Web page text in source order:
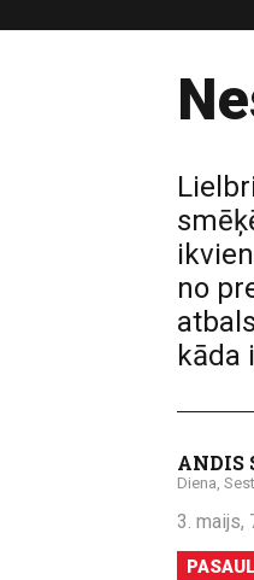
no
kāda
ANDIS
Diena,
3. maijs,